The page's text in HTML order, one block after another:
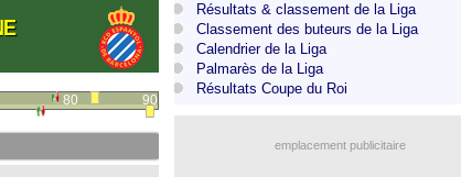
80 90
Résultats & classement de la Liga
Classement des buteurs de la Liga
Calendrier de la Liga
Palmarès de la Liga
Résultats Coupe du Roi
emplacement publicitaire